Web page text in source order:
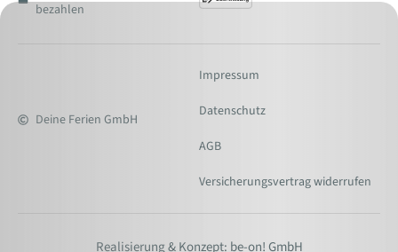
bezahlen
Deine Ferien GmbH
Impressum
Datenschutz
AGB
Versicherungsvertrag widerrufen
Realisierung & Konzept: be-on! GmbH